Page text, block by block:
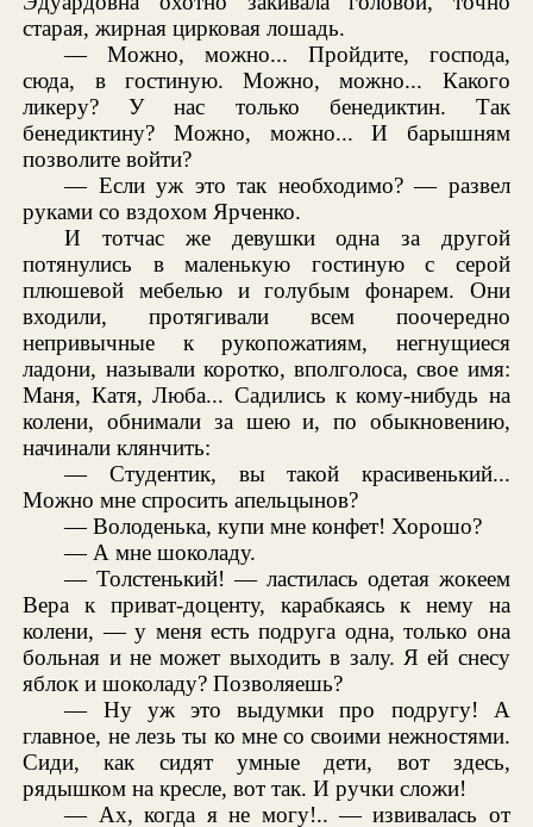
старая, жирная цирковая лошадь.
— Можно, можно... Пройдите, господа,
сюда, в гостиную. Можно, можно... Какого
ликеру? У нас только бенедиктин. Так
бенедиктину? Можно, можно... И барышням
позволите войти?
— Если уж это так необходимо? — развел
руками со вздохом Ярченко.
И тотчас же девушки одна за другой
потянулись в маленькую гостиную с серой
плюшевой мебелью и голубым фонарем. Они
входили, протягивали всем поочередно
непривычные к рукопожатиям, негнущиеся
ладони, называли коротко, вполголоса, свое имя:
Маня, Катя, Люба... Садились к кому-нибудь на
колени, обнимали за шею и, по обыкновению,
начинали клянчить:
— Студентик, вы такой красивенький...
Можно мне спросить апельцынов?
— Володенька, купи мне конфет! Хорошо?
— А мне шоколаду.
— Толстенький! — ластилась одетая жокеем
Вера к приват-доценту, карабкаясь к нему на
колени, — у меня есть подруга одна, только она
больная и не может выходить в залу. Я ей снесу
яблок и шоколаду? Позволяешь?
— Ну уж это выдумки про подругу! А
главное, не лезь ты ко мне со своими нежностями.
Сиди, как сидят умные дети, вот здесь,
рядышком на кресле, вот так. И ручки сложи!
— Ах, когда я не могу!.. — извивалась от